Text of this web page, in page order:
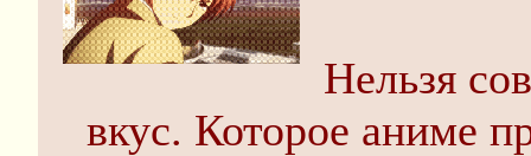
Нельзя
вкус. Которое аниме